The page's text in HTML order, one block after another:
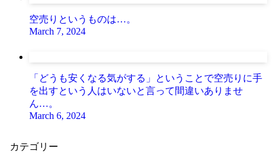
空売りというものは…。
March 7, 2024
「どうも安くなる気がする」ということで空売りに手
を出すという人はいないと言って間違いありませ
ん…。
March 6, 2024
カテゴリー